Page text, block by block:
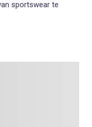
sportswear te